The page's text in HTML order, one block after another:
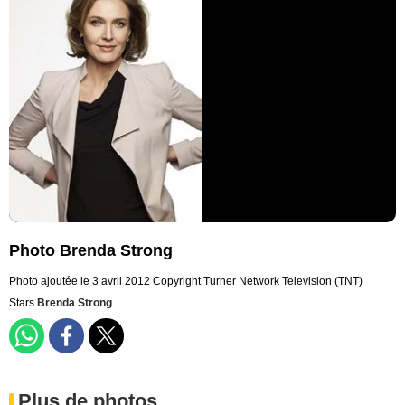
Photo Brenda Strong
Photo ajoutée le 3 avril 2012 Copyright Turner Network Television (TNT)
Stars Brenda Strong